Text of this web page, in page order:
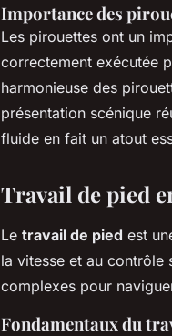
Importance des
Les pirouettes ont un
correctement exécutée
harmonieuse des
présentation scénique
fluide en fait un atout
Travail de pied
Le travail de pied est
la vitesse et au contrôle
complexes pour
Fondamentaux du